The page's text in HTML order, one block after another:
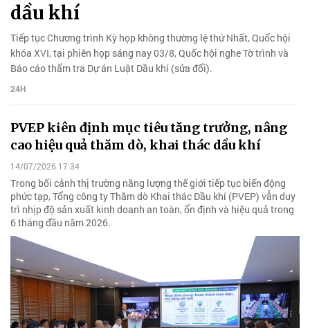
dầu khí
Tiếp tục Chương trình Kỳ họp không thường lệ thứ Nhất, Quốc hội
khóa XVI, tại phiên họp sáng nay 03/8, Quốc hội nghe Tờ trình và
Báo cáo thẩm tra Dự án Luật Dầu khí (sửa đổi).
24H
PVEP kiên định mục tiêu tăng trưởng, nâng
cao hiệu quả thăm dò, khai thác dầu khí
14/07/2026 17:34
Trong bối cảnh thị trường năng lượng thế giới tiếp tục biến động
phức tạp, Tổng công ty Thăm dò Khai thác Dầu khí (PVEP) vẫn duy
trì nhịp độ sản xuất kinh doanh an toàn, ổn định và hiệu quả trong
6 tháng đầu năm 2026.